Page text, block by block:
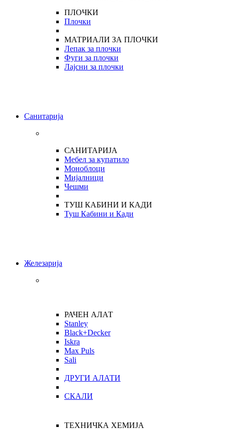
ПЛОЧКИ
Плочки
МАТРИАЛИ ЗА ПЛОЧКИ
Лепак за плочки
Фуги за плочки
Лајсни за плочки
Санитарија
САНИТАРИЈА
Мебел за купатило
Моноблоци
Мијалници
Чешми
ТУШ КАБИНИ И КАДИ
Туш Кабини и Кади
Железарија
РАЧЕН АЛАТ
Stanley
Black+Decker
Iskra
Max Puls
Sali
ДРУГИ АЛАТИ
СКАЛИ
ТЕХНИЧКА ХЕМИЈА